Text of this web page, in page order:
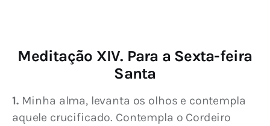
Meditação XIV. Para a Sexta-feira
Santa
1. Minha alma, levanta os olhos e contempla
aquele crucificado. Contempla o Cordeiro